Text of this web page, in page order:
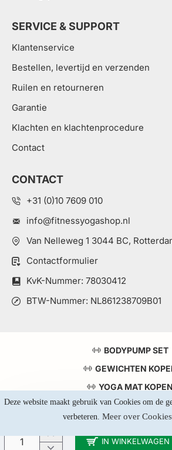
Deze website maakt gebruik van Cookies om de
verbeteren. Meer over
IN WINKELWAGEN
SERVICE & SUPPORT
Klantenservice
Bestellen, levertijd en verzenden
Ruilen en retourneren
Garantie
Klachten en klachtenprocedure
Contact
CONTACT
+31 (0)10 7609 010
info@fitnessyogashop.nl
Van Nelleweg 1 3044 BC,
Contactformulier
KvK-Nummer: 78030412
BTW-Nummer: NL861238709B01
BODYPUMP SET
GEWICHTEN
YOGA MAT KOPEN
TOP 5